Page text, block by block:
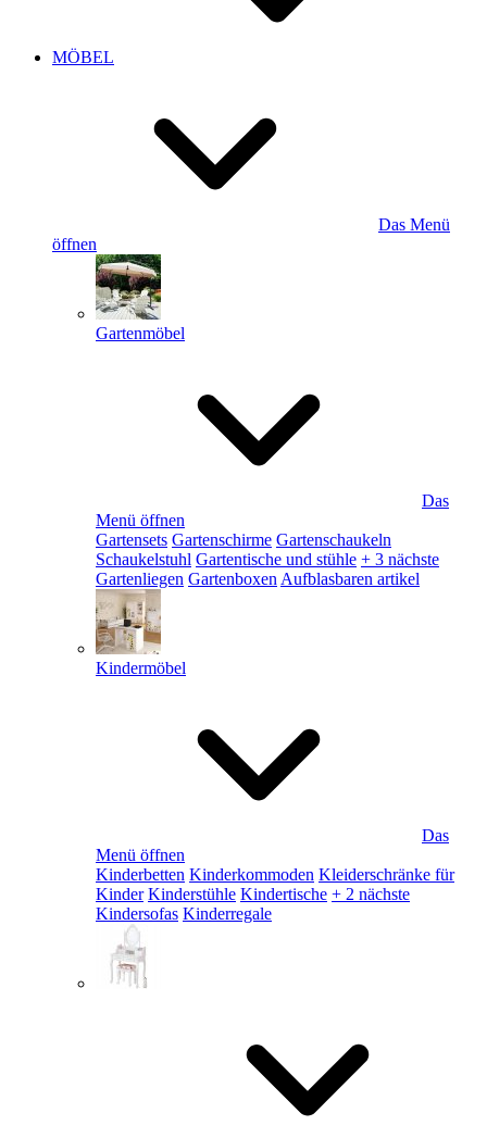
MÖBEL
Das Menü
öffnen
Gartenmöbel
Das
Menü öffnen
Gartensets Gartenschirme Gartenschaukeln
Schaukelstuhl Gartentische und stühle + 3 nächste
Gartenliegen Gartenboxen Aufblasbaren artikel
Kindermöbel
Das
Menü öffnen
Kinderbetten Kinderkommoden Kleiderschränke für
Kinder Kinderstühle Kindertische + 2 nächste
Kindersofas Kinderregale